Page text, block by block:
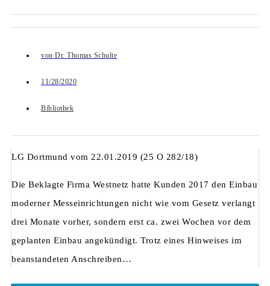
von Dr. Thomas Schulte
11/28/2020
Bibliothek
LG Dortmund vom 22.01.2019 (25 O 282/18)
Die Beklagte Firma Westnetz hatte Kunden 2017 den Einbau
moderner Messeinrichtungen nicht wie vom Gesetz verlangt
drei Monate vorher, sondern erst ca. zwei Wochen vor dem
geplanten Einbau angekündigt. Trotz eines Hinweises im
beanstandeten Anschreiben…